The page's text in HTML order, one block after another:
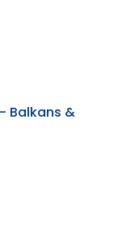
Balkans &